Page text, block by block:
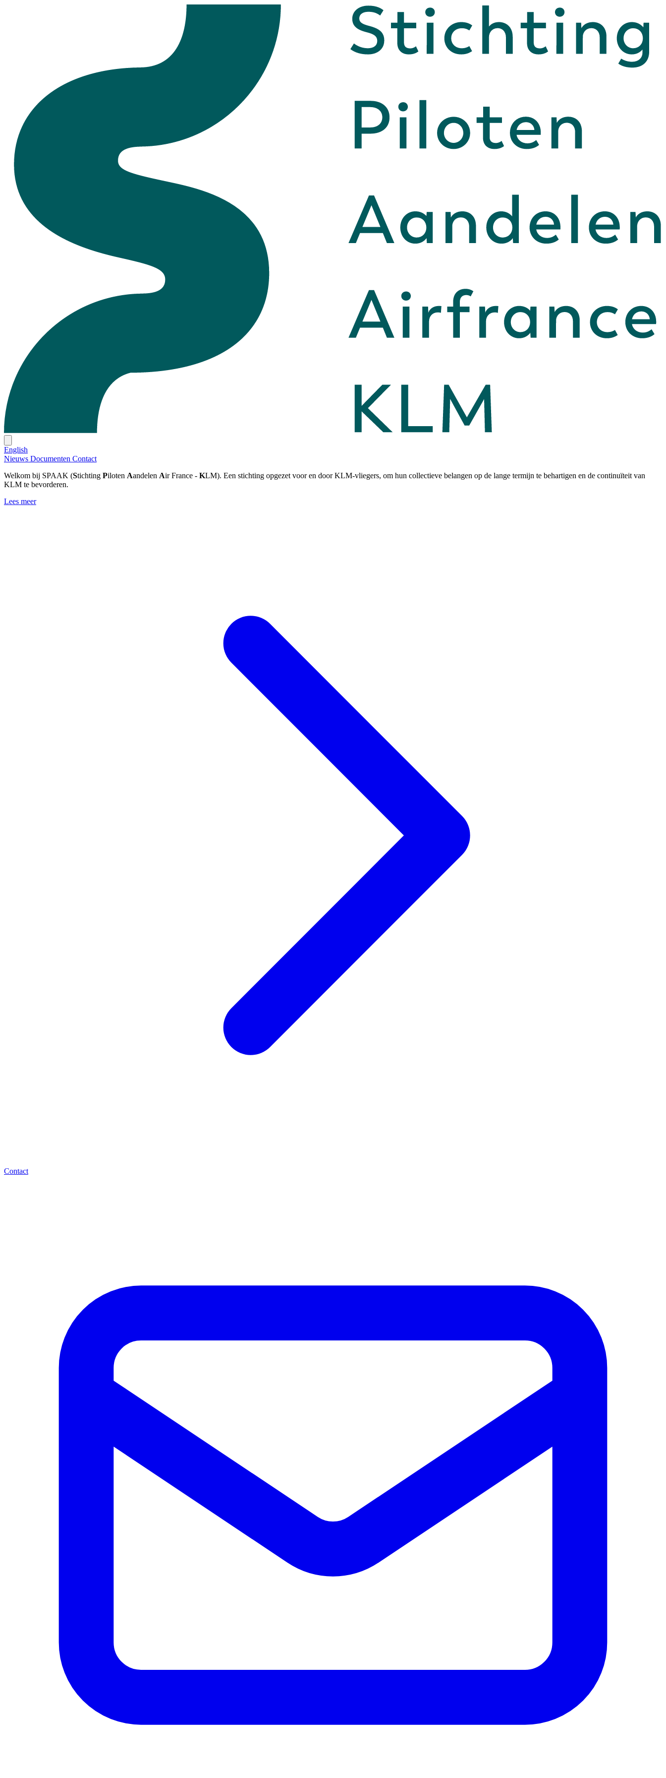
English
Nieuws Documenten Contact
Welkom bij SPAAK (Stichting Piloten Aandelen Air France - KLM). Een stichting opgezet voor en door KLM-vliegers, om hun collectieve belangen op de lange termijn te behartigen en de continuïteit van
KLM te bevorderen.
Lees meer
Contact